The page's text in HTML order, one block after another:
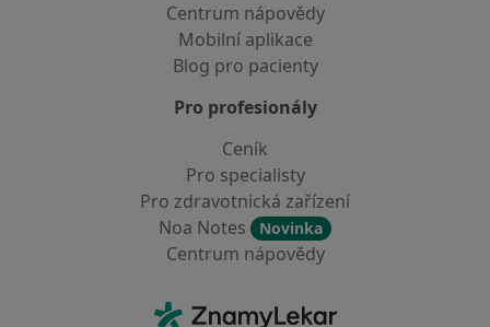
Centrum nápovědy
Mobilní aplikace
Blog pro pacienty
Pro profesionály
Ceník
Pro specialisty
Pro zdravotnická zařízení
Noa Notes
Novinka
Centrum nápovědy
ZnamyLekar - Hlavní stránka